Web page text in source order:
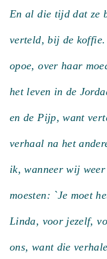
En al die tijd dat ze
verteld, bij de
opoe, over haar
het leven in de
en de Pijp, want
verhaal na het
ik, wanneer wij
moesten: `Je moet
Linda, voor jezelf,
ons, want die